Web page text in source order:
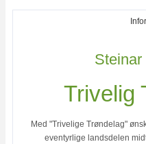
Steinar
Trivelig
Med "Trivelige Trøndelag"
eventyrlige landsdelen